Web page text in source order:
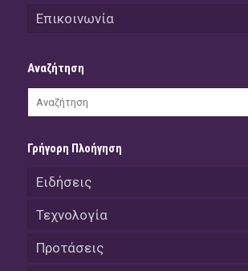
Επικοινωνία
Αναζήτηση
Γρήγορη Πλοήγηση
Ειδήσεις
Τεχνολογία
Προτάσεις